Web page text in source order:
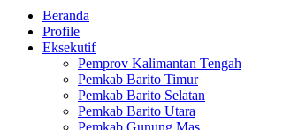
Beranda
Profile
Eksekutif
Pemprov Kalimantan Tengah
Pemkab Barito Timur
Pemkab Barito Selatan
Pemkab Barito Utara
Pemkab Gunung Mas